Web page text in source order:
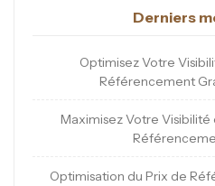
Derniers
Optimisez Votre
Référencement
Maximisez Votre
Optimisation du Prix de